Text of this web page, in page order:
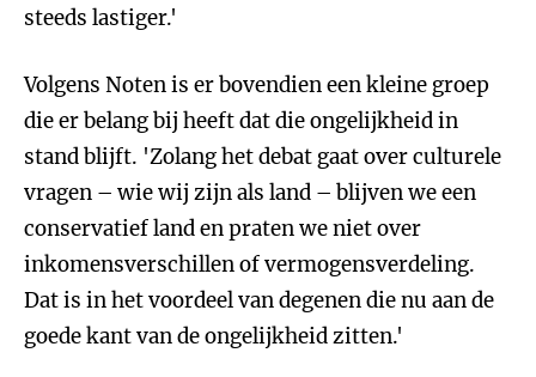
steeds lastiger.'
Volgens Noten is er bovendien een kleine groep
die er belang bij heeft dat die ongelijkheid in
stand blijft. 'Zolang het debat gaat over culturele
vragen – wie wij zijn als land – blijven we een
conservatief land en praten we niet over
inkomensverschillen of vermogensverdeling.
Dat is in het voordeel van degenen die nu aan de
goede kant van de ongelijkheid zitten.'